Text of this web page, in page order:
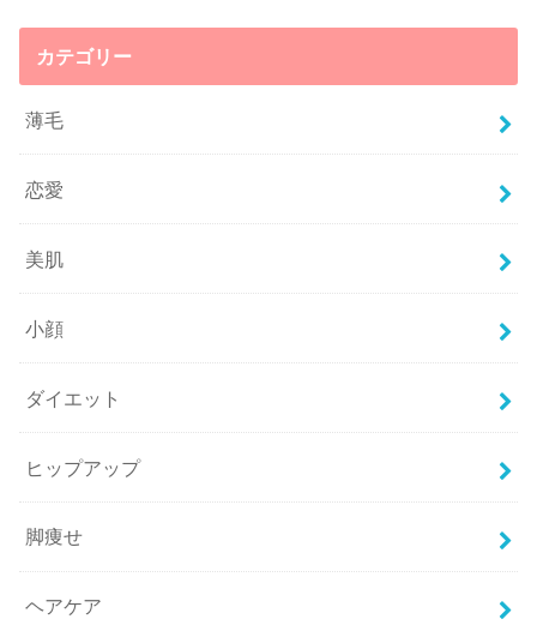
カテゴリー
薄毛
恋愛
美肌
小顔
ダイエット
ヒップアップ
脚痩せ
ヘアケア